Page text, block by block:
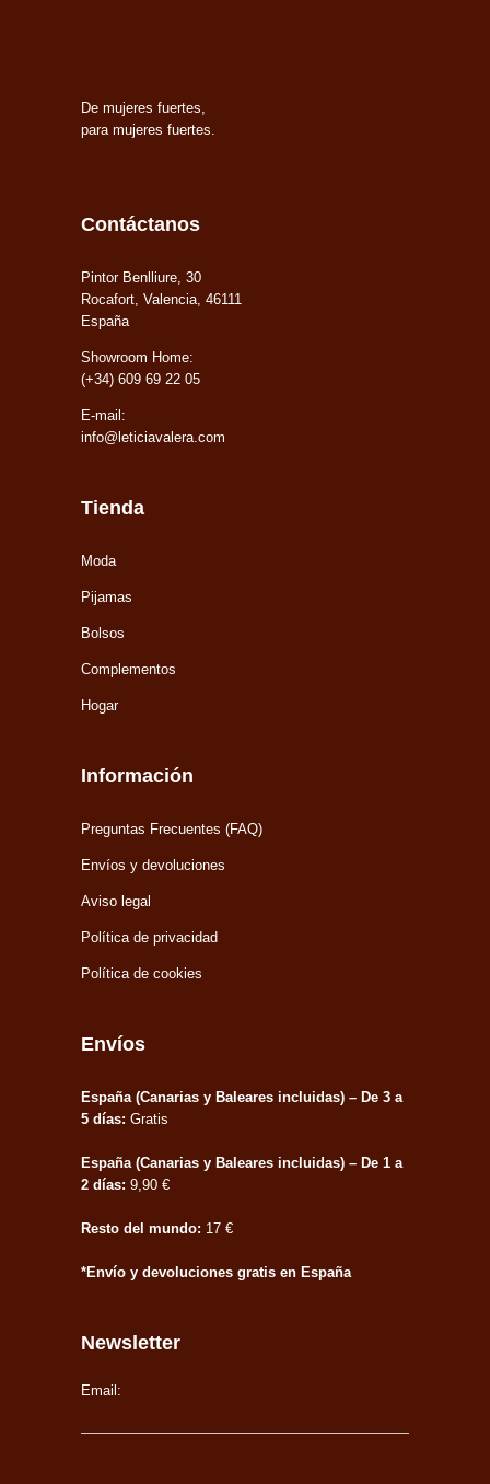
De mujeres fuertes,
para mujeres fuertes.
Contáctanos
Pintor Benlliure, 30
Rocafort, Valencia, 46111
España
Showroom Home:
(+34) 609 69 22 05
E-mail:
info@leticiavalera.com
Tienda
Moda
Pijamas
Bolsos
Complementos
Hogar
Información
Preguntas Frecuentes (FAQ)
Envíos y devoluciones
Aviso legal
Política de privacidad
Política de cookies
Envíos
España (Canarias y Baleares incluidas) – De 3 a
5 días: Gratis
España (Canarias y Baleares incluidas) – De 1 a
2 días: 9,90 €
Resto del mundo: 17 €
*Envío y devoluciones gratis en España
Newsletter
Email: